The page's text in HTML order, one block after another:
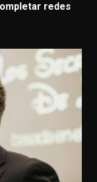
redes